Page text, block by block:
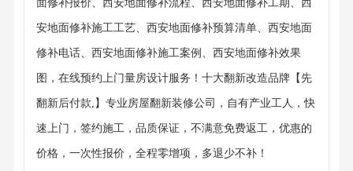
面修补报价、西安地面修补流程、西安地面修补工期、西
安地面修补施工工艺、西安地面修补预算清单、西安地面
修补电话、西安地面修补施工案例、西安地面修补效果
图，在线预约上门量房设计服务！十大翻新改造品牌【先
翻新后付款,】专业房屋翻新装修公司，自有产业工人，快
速上门，签约施工，品质保证，不满意免费返工，优惠的
价格，一次性报价，全程零增项，多退少不补！